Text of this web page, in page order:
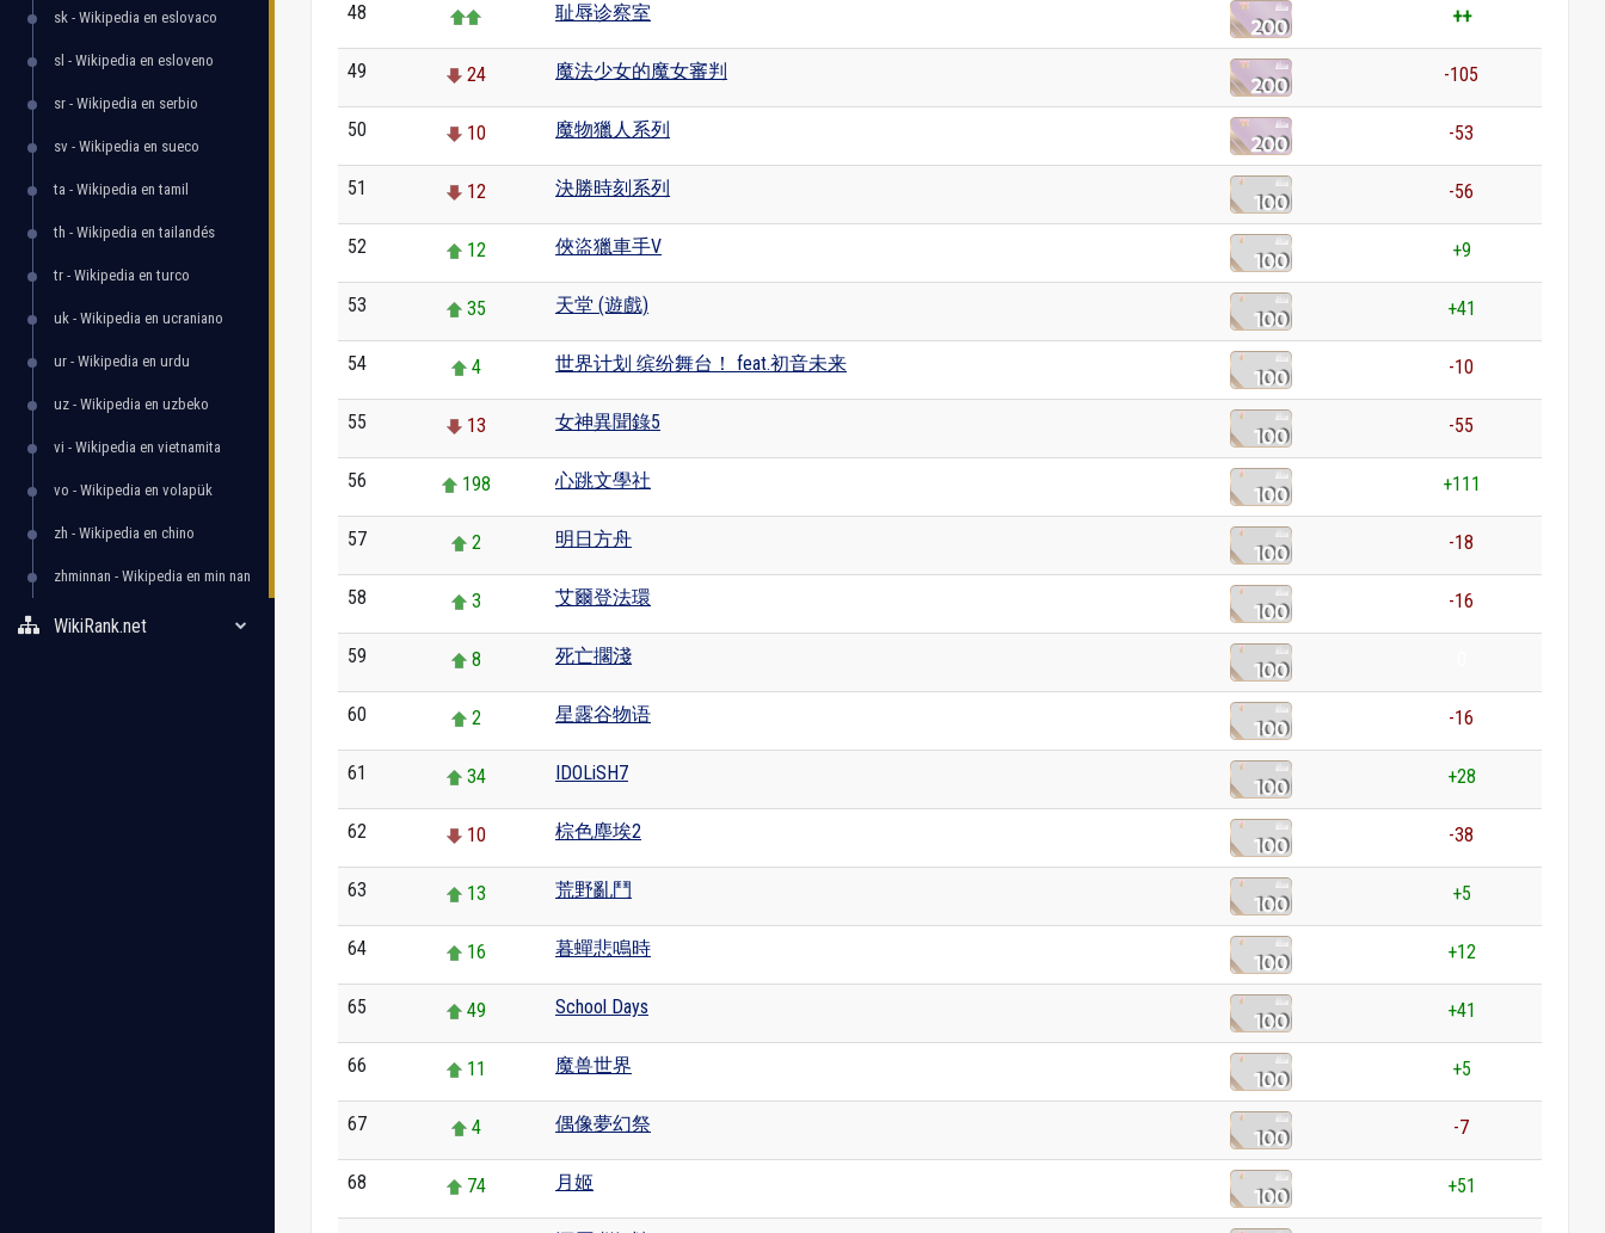
sk - Wikipedia en eslovaco
sl - Wikipedia en esloveno
sr - Wikipedia en serbio
sv - Wikipedia en sueco
ta - Wikipedia en tamil
th - Wikipedia en tailandés
tr - Wikipedia en turco
uk - Wikipedia en ucraniano
ur - Wikipedia en urdu
uz - Wikipedia en uzbeko
vi - Wikipedia en vietnamita
vo - Wikipedia en volapük
zh - Wikipedia en chino
zhminnan - Wikipedia en min nan
WikiRank.net
48 耻辱诊察室 ++
49 24 魔法少女的魔女審判 -105
50 10 魔物獵人系列 -53
51 12 決勝時刻系列 -56
52 12 俠盜獵車手V +9
53 35 天堂 (遊戲) +41
54 4 世界计划 缤纷舞台！ feat.初音未来 -10
55 13 女神異聞錄5 -55
56 198 心跳文學社 +111
57 2 明日方舟 -18
58 3 艾爾登法環 -16
59 8 死亡擱淺
60 2 星露谷物语 -16
61 34 IDOLiSH7 +28
62 10 棕色塵埃2 -38
63 13 荒野亂鬥 +5
64 16 暮蟬悲鳴時 +12
65 49 School Days +41
66 11 魔兽世界 +5
67 4 偶像夢幻祭 -7
68 74 月姬 +51